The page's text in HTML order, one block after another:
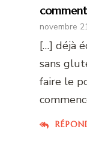
novembre
[…] déjà
sans
faire le